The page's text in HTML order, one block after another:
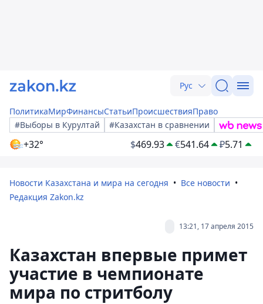
Рус
ПолитикаМирФинансыСтатьиПроисшествияПраво
#Выборы в Курултай
#Казахстан в сравнении
+32° $469.93 €541.64 ₽5.71
Новости Казахстана и мира на сегодня
Все новости
Редакция Zakon.kz
13:21, 17 апреля 2015
Казахстан впервые примет
участие в чемпионате
мира по стритболу